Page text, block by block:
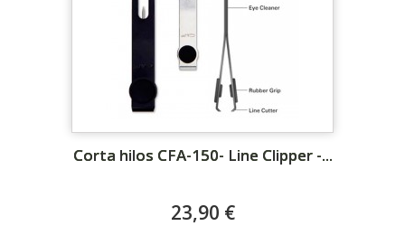
Corta hilos CFA-150- Line Clipper -...
23,90 €